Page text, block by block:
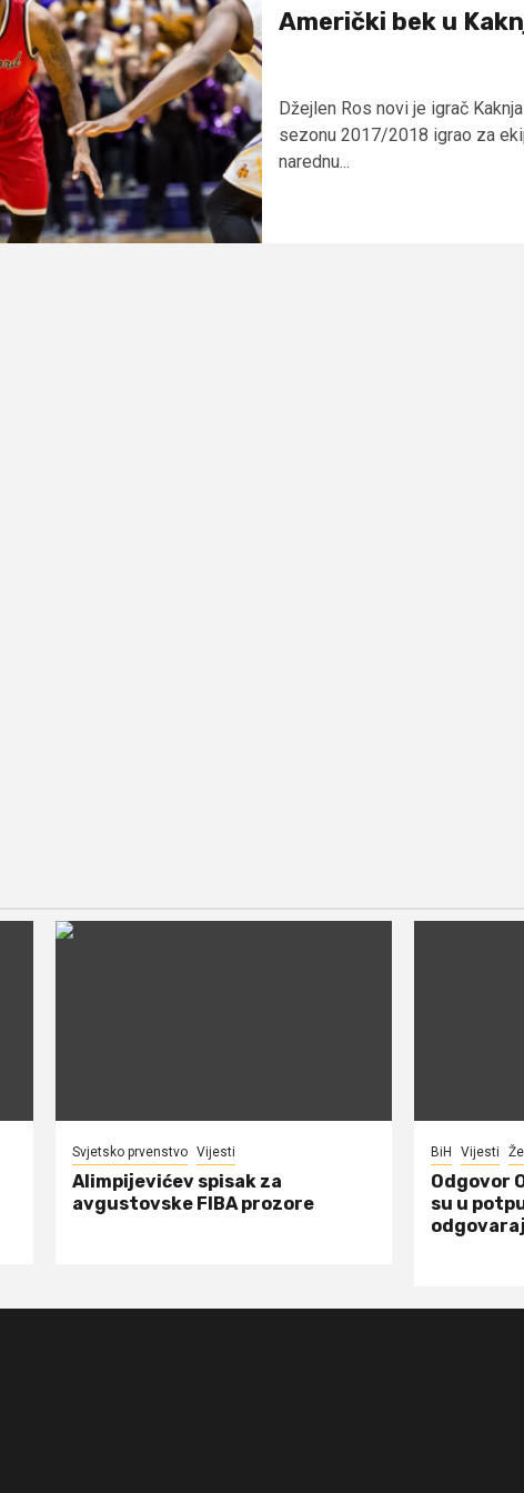
Američki bek u
Džejlen Ros novi je igrač
sezonu 2017/2018 igrao za
narednu...
Svjetsko prvenstvo Vijesti
Alimpijevićev spisak za
avgustovske FIBA prozore
BiH Vijesti
Odgovor
su u